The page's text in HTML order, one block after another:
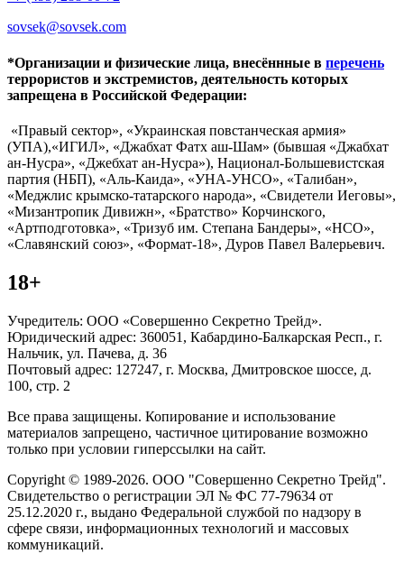
sovsek@sovsek.com
*Организации и физические лица, внесённные в перечень
террористов и экстремистов, деятельность которых
запрещена в Российской Федерации:
«Правый сектор», «Украинская повстанческая армия»
(УПА),«ИГИЛ», «Джабхат Фатх аш-Шам» (бывшая «Джабхат
ан-Нусра», «Джебхат ан-Нусра»), Национал-Большевистская
партия (НБП), «Аль-Каида», «УНА-УНСО», «Талибан»,
«Меджлис крымско-татарского народа», «Свидетели Иеговы»,
«Мизантропик Дивижн», «Братство» Корчинского,
«Артподготовка», «Тризуб им. Степана Бандеры», «НСО»,
«Славянский союз», «Формат-18», Дуров Павел Валерьевич.
18+
Учредитель: ООО «Совершенно Секретно Трейд».
Юридический адрес: 360051, Кабардино-Балкарская Респ., г.
Нальчик, ул. Пачева, д. 36
Почтовый адрес: 127247, г. Москва, Дмитровское шоссе, д.
100, стр. 2
Все права защищены. Копирование и использование
материалов запрещено, частичное цитирование возможно
только при условии гиперссылки на сайт.
Copyright © 1989-2026. ООО "Совершенно Секретно Трейд".
Свидетельство о регистрации ЭЛ № ФС 77-79634 от
25.12.2020 г., выдано Федеральной службой по надзору в
сфере связи, информационных технологий и массовых
коммуникаций.